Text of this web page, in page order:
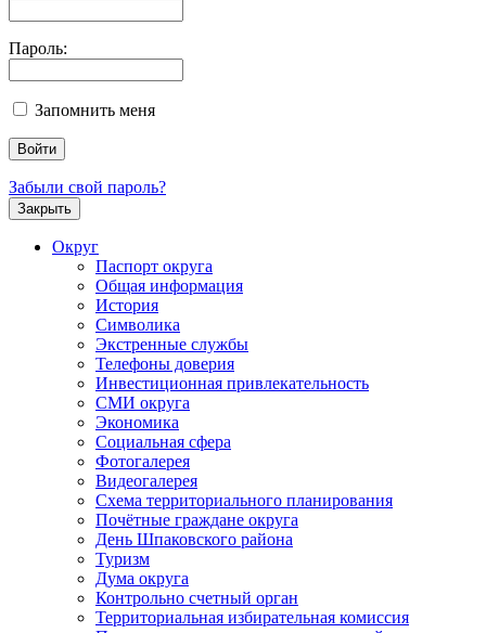
Пароль:
Запомнить меня
Забыли свой пароль?
Закрыть
Округ
Паспорт округа
Общая информация
История
Символика
Экстренные службы
Телефоны доверия
Инвестиционная привлекательность
СМИ округа
Экономика
Социальная сфера
Фотогалерея
Видеогалерея
Схема территориального планирования
Почётные граждане округа
День Шпаковского района
Туризм
Дума округа
Контрольно счетный орган
Территориальная избирательная комиссия